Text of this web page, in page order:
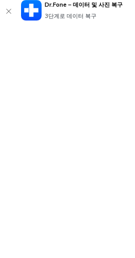
Dr.Fone – 데이터 및 사진 복구
3단계로 데이터 복구